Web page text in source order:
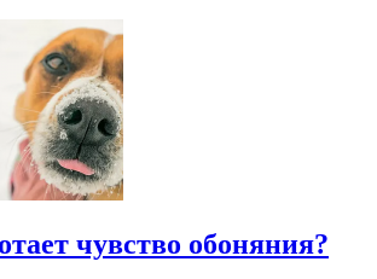
чувство обоняния?